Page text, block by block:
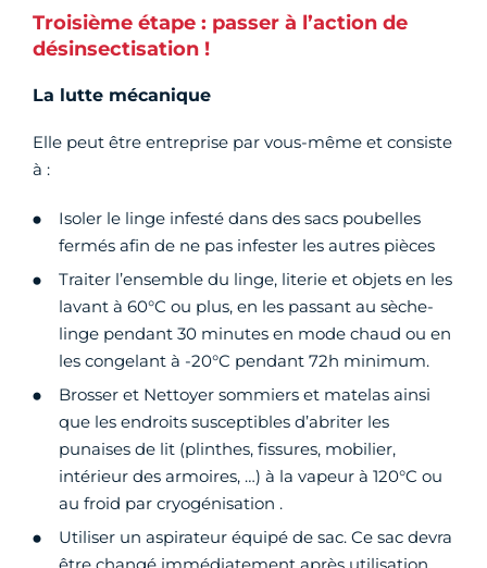
Troisième étape : passer à l’action de
désinsectisation !
La lutte mécanique
Elle peut être entreprise par vous-même et consiste
à :
Isoler le linge infesté dans des sacs poubelles
fermés afin de ne pas infester les autres pièces
Traiter l’ensemble du linge, literie et objets en les
lavant à 60°C ou plus, en les passant au sèche-
linge pendant 30 minutes en mode chaud ou en
les congelant à -20°C pendant 72h minimum.
Brosser et Nettoyer sommiers et matelas ainsi
que les endroits susceptibles d’abriter les
punaises de lit (plinthes, fissures, mobilier,
intérieur des armoires, …) à la vapeur à 120°C ou
au froid par cryogénisation .
Utiliser un aspirateur équipé de sac. Ce sac devra